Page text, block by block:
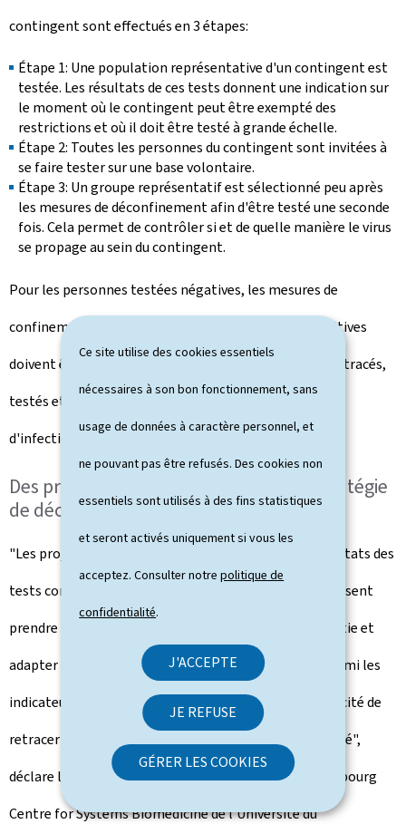
Ce site utilise des cookies essentiels
nécessaires à son bon fonctionnement, sans
usage de données à caractère personnel, et
ne pouvant pas être refusés. Des cookies non
essentiels sont utilisés à des fins statistiques
et seront activés uniquement si vous les
acceptez. Consulter notrepolitique de
confidentialité.
J'ACCEPTE
JE REFUSE
GÉRER LES COOKIES
contingent sont effectués en 3 étapes:
Étape 1: Une population représentative d'un contingent est
testée. Les résultats de ces tests donnent une indication sur
le moment où le contingent peut être exempté des
restrictions et où il doit être testé à grande échelle.
Étape 2: Toutes les personnes du contingent sont invitées à
se faire tester sur une base volontaire.
Étape 3: Un groupe représentatif est sélectionné peu après
les mesures de déconfinement afin d'être testé une seconde
fois. Cela permet de contrôler si et de quelle manière le virus
se propage au sein du contingent.
Pour les personnes testées négatives, les mesures de
confinement sont levées. Les personnes testées positives
doivent être placées en isolation. Leurs contacts sont tracés,
testés et placés en quarantaine pour briser la chaîne
d'infection.
Des projections pour mieux guider la stratégie
de déconfinement
"Les projections que nous élaborons sur base des résultats des
tests contribuent à ce que les décideurs politiques puissent
prendre leurs décisions concernant la stratégie de sortie et
adapter à tout moment les mesures à la situation. Parmi les
indicateurs importants figurent, par exemple, la capacité de
retracer les contacts et la capacité du système de santé",
déclare le professeur Rudi Balling, directeur du Luxembourg
Centre for Systems Biomedicine de l'Université du